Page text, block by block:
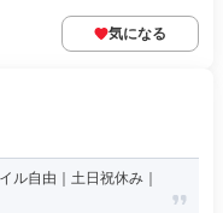
気になる
ル自由｜土日祝休み｜